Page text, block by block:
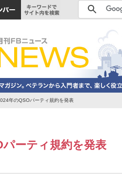
年のQSOパーティ規約を発表
ーティ規約を発表